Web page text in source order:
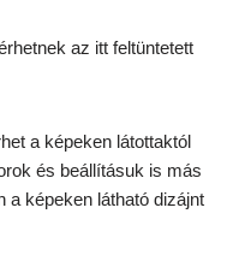
az itt feltüntetett
a képeken látottaktól
és beállításuk is más
képeken látható dizájnt